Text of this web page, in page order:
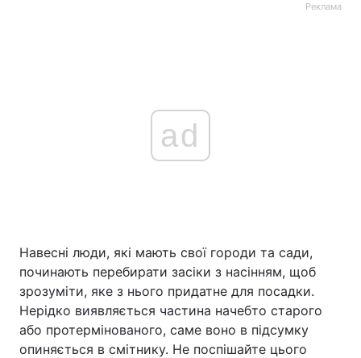
Головна Війна
Україна Політика
Економіка Світ
Реклама
ad
Навесні люди, які мають свої городи та сади,
починають перебирати засіки з насінням, щоб
зрозуміти, яке з нього придатне для посадки.
Нерідко виявляється частина начебто старого
або протермінованого, саме воно в підсумку
опиняється в смітнику. Не поспішайте цього